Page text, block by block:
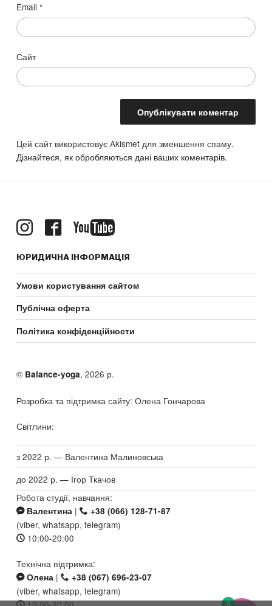
Email*
Сайт
Цей сайт використовує Akismet для зменшення спаму.
Дізнайтеся, як обробляються дані ваших коментарів.
ЮРИДИЧНА ІНФОРМАЦІЯ
Умови користування сайтом
Публічна оферта
Політика конфіденційности
© Balance-yoga, 2026 р.
Розробка та підтримка сайту: Олена Гончарова
Світлини:
з 2022 р. — Валентина Малиновська
до 2022 р. — Ігор Ткачов
Робота студії, навчання:
Валентина | +38 (066) 128-71-87
(viber, whatsapp, telegram)
10:00-20:00
Технічна підтримка:
Олена | +38 (067) 696-23-07
(viber, whatsapp, telegram)
0